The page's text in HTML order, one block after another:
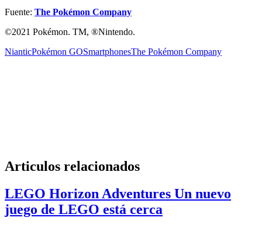
Fuente: The Pokémon Company
©2021 Pokémon. TM, ®Nintendo.
NianticPokémon GOSmartphonesThe Pokémon Company
Articulos relacionados
LEGO Horizon Adventures Un nuevo
juego de LEGO está cerca